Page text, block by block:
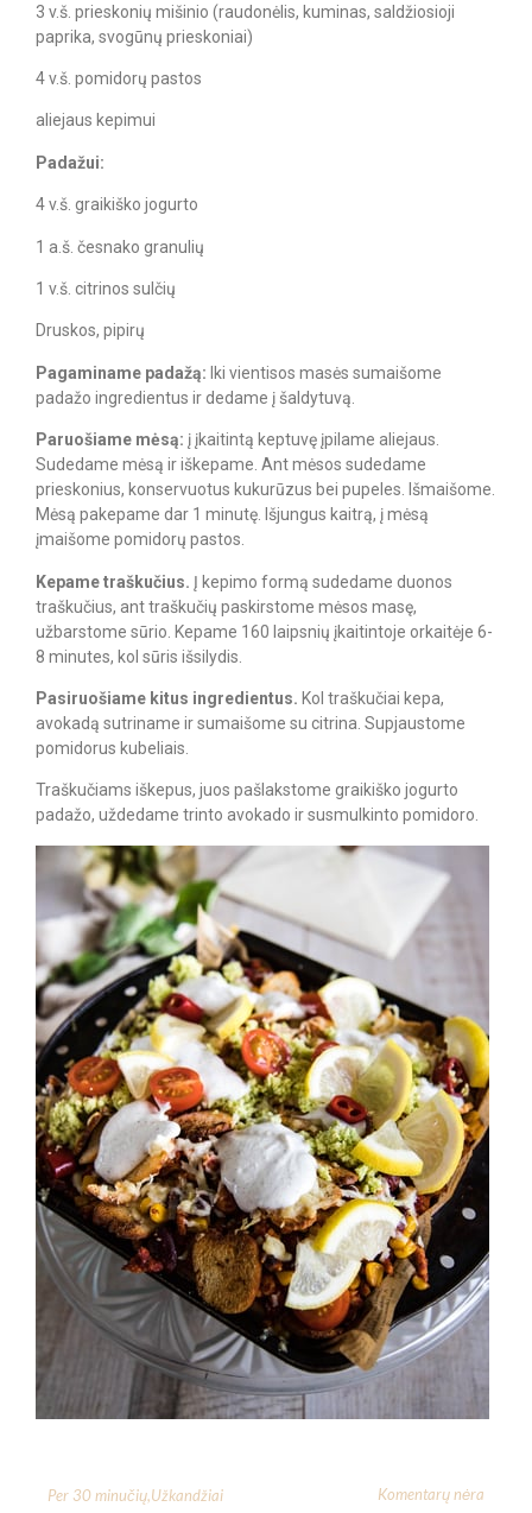
3 v.š. prieskonių mišinio (raudonėlis, kuminas, saldžiosioji
paprika, svogūnų prieskoniai)
4 v.š. pomidorų pastos
aliejaus kepimui
Padažui:
4 v.š. graikiško jogurto
1 a.š. česnako granulių
1 v.š. citrinos sulčių
Druskos, pipirų
Pagaminame padažą: Iki vientisos masės sumaišome
padažo ingredientus ir dedame į šaldytuvą.
Paruošiame mėsą: į įkaitintą keptuvę įpilame aliejaus.
Sudedame mėsą ir iškepame. Ant mėsos sudedame
prieskonius, konservuotus kukurūzus bei pupeles. Išmaišome.
Mėsą pakepame dar 1 minutę. Išjungus kaitrą, į mėsą
įmaišome pomidorų pastos.
Kepame traškučius. Į kepimo formą sudedame duonos
traškučius, ant traškučių paskirstome mėsos masę,
užbarstome sūrio. Kepame 160 laipsnių įkaitintoje orkaitėje 6-
8 minutes, kol sūris išsilydis.
Pasiruošiame kitus ingredientus. Kol traškučiai kepa,
avokadą sutriname ir sumaišome su citrina. Supjaustome
pomidorus kubeliais.
Traškučiams iškepus, juos pašlakstome graikiško jogurto
padažo, uždedame trinto avokado ir susmulkinto pomidoro.
Per 30 minučių,Užkandžiai Komentarų nėra